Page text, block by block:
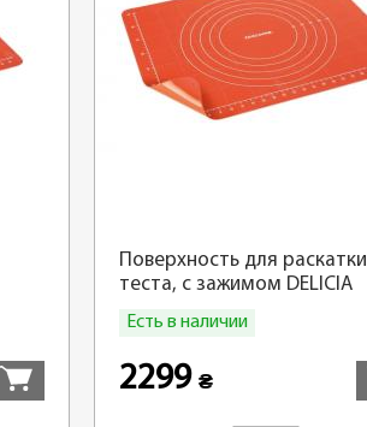
Поверхность для раскатки
теста, с зажимом DELICIA
Есть в наличии
2299 ₴